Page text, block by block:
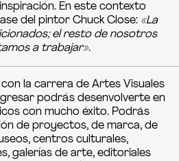
En este contexto
del pintor Chuck Close: «La
el resto de nosotros
a trabajar».
la carrera de Artes Visuales
podrás desenvolverte en
con mucho éxito. Podrás
de proyectos, de marca, de
centros culturales,
galerías de arte, editoriales